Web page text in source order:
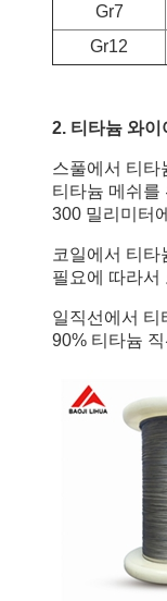
Gr7
Gr12
2. 티타늄 와이
스풀에서 티타
티타늄 메쉬를
300 밀리미터
코일에서 티타
필요에 따라서
일직선에서 티
90% 티타늄